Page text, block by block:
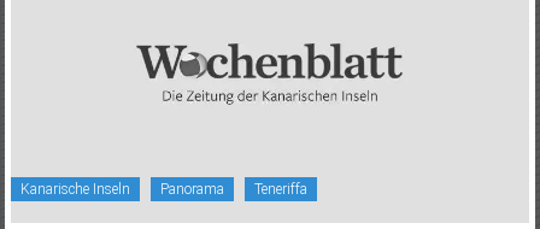
Kanarische Inseln Panorama Teneriffa